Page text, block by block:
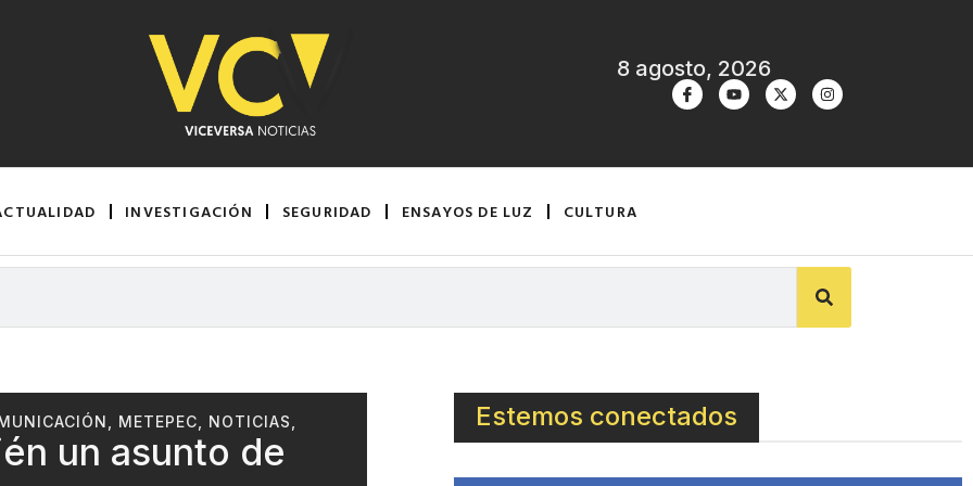
8 agosto, 2026
INVESTIGACIÓN SEGURIDAD ENSAYOS DE LUZ CULTURA
METEPEC NOTICIAS
un asunto de
Estemos conectados